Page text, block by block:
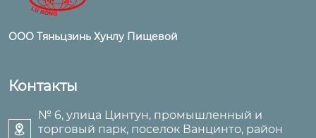
ООО Тяньцзинь Хунлу Пищевой
Контакты

№ 6, улица Цинтун, промышленный и
торговый парк, поселок Ванцинто, район